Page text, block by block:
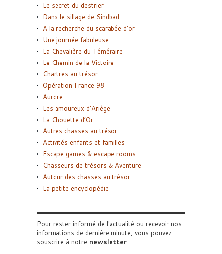
Le secret du destrier
Dans le sillage de Sindbad
A la recherche du scarabée d’or
Une journée fabuleuse
La Chevalière du Téméraire
Le Chemin de la Victoire
Chartres au trésor
Opération France 98
Aurore
Les amoureux d’Ariège
La Chouette d’Or
Autres chasses au trésor
Activités enfants et familles
Escape games & escape rooms
Chasseurs de trésors & Aventure
Autour des chasses au trésor
La petite encyclopédie
Pour rester informé de l'actualité ou recevoir nos
informations de dernière minute, vous pouvez
souscrire à notre newsletter.